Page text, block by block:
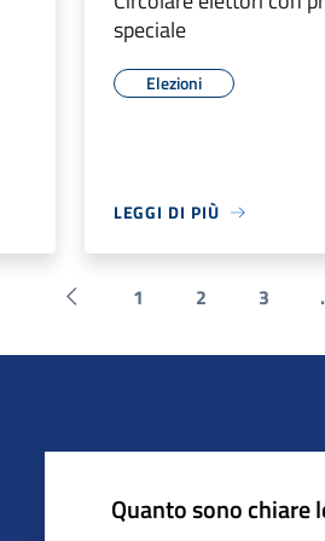
speciale
Elezioni
LEGGI DI PIÙ
Pagina precedente
1 2 3
Quanto sono chiare